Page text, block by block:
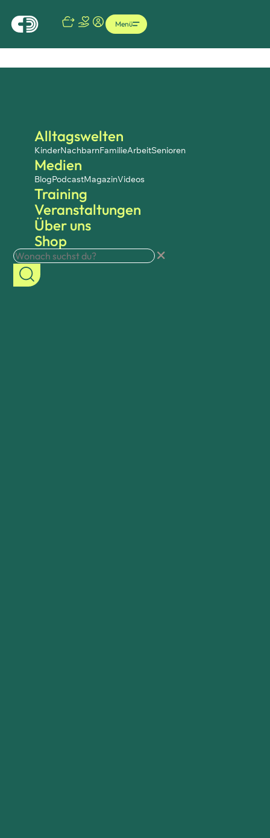
Alltagswelten
KinderNachbarnFamilieArbeitSenioren
Medien
BlogPodcastMagazinVideos
Training
Veranstaltungen
Über uns
Shop
Menü